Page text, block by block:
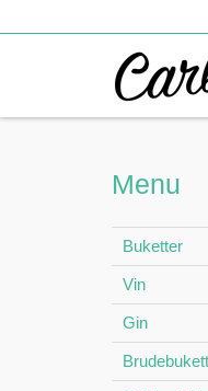
Menu
Buketter
Vin
Gin